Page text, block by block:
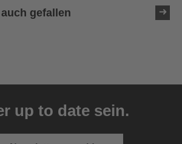
gefallen
up to date sein.